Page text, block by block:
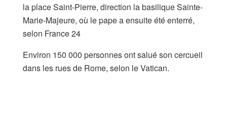
la place Saint-Pierre, direction la basilique Sainte-
Marie-Majeure, où le pape a ensuite été enterré,
selon France 24
Environ 150 000 personnes ont salué son cercueil
dans les rues de Rome, selon le Vatican.